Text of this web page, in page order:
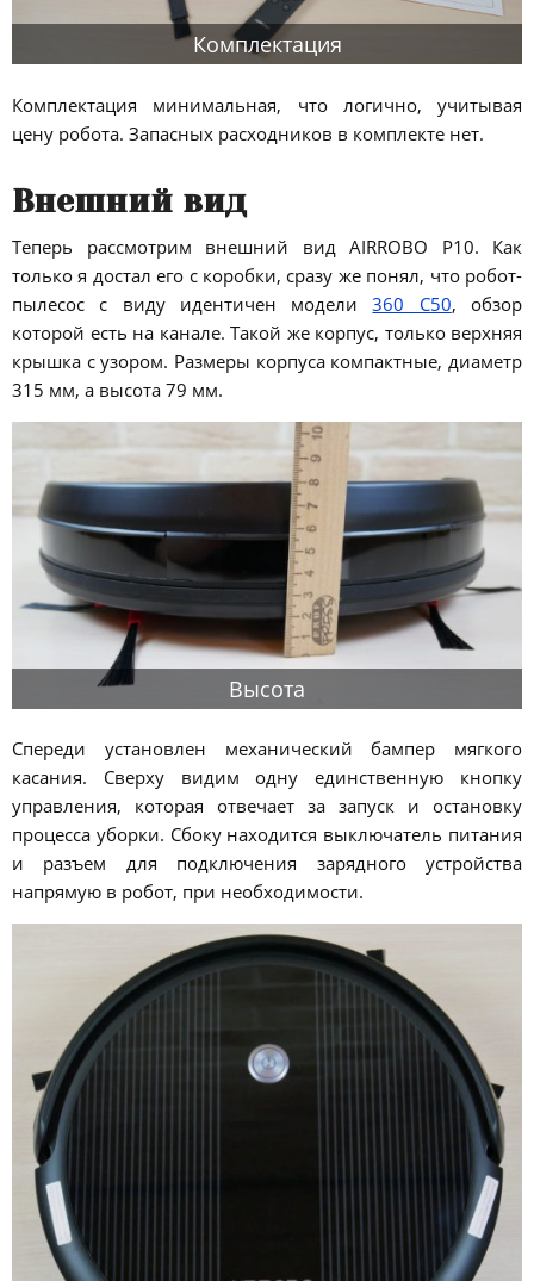
Комплектация
Комплектация минимальная, что логично, учитывая
цену робота. Запасных расходников в комплекте нет.
Внешний вид
Теперь рассмотрим внешний вид AIRROBO P10. Как
только я достал его с коробки, сразу же понял, что робот-
пылесос с виду идентичен модели360 C50, обзор
которой есть на канале. Такой же корпус, только верхняя
крышка с узором. Размеры корпуса компактные, диаметр
315 мм, а высота 79 мм.
Высота
Спереди установлен механический бампер мягкого
касания. Сверху видим одну единственную кнопку
управления, которая отвечает за запуск и остановку
процесса уборки. Сбоку находится выключатель питания
и разъем для подключения зарядного устройства
напрямую в робот, при необходимости.